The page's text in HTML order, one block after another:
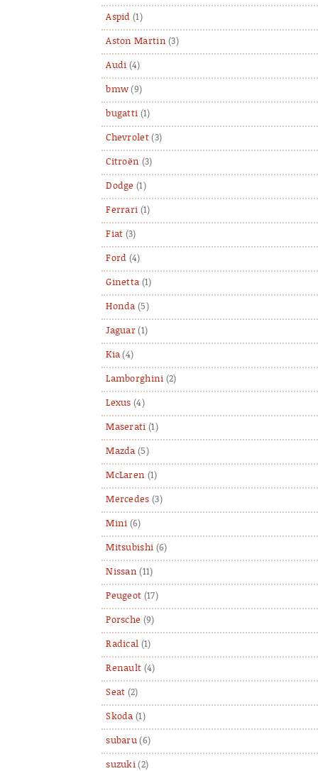
Aspid (1)
Aston Martin (3)
Audi (4)
bmw (9)
bugatti (1)
Chevrolet(3)
Citroën (3)
Dodge (1)
Ferrari (1)
Fiat (3)
Ford (4)
Ginetta (1)
Honda (5)
Jaguar (1)
Kia (4)
Lamborghini (2)
Lexus (4)
Maserati (1)
Mazda (5)
McLaren (1)
Mercedes (3)
Mini (6)
Mitsubishi (6)
Nissan (11)
Peugeot (17)
Porsche (9)
Radical (1)
Renault (4)
Seat (2)
Skoda (1)
subaru (6)
suzuki (2)